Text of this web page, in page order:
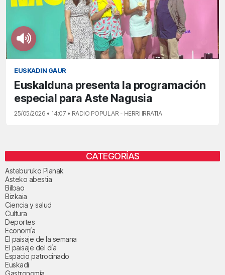
EUSKADIN GAUR
Euskalduna presenta la programación
especial para Aste Nagusia
25/05/2026 • 14:07 • RADIO POPULAR - HERRI IRRATIA
CATEGORÍAS
Asteburuko Planak
Asteko abestia
Bilbao
Bizkaia
Ciencia y salud
Cultura
Deportes
Economía
El paisaje de la semana
El paisaje del día
Espacio patrocinado
Euskadi
Gastronomía